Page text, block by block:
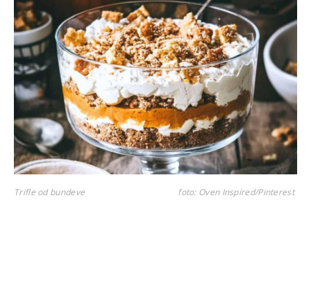
Trifle od bundeve foto: Oven Inspired/Pinterest